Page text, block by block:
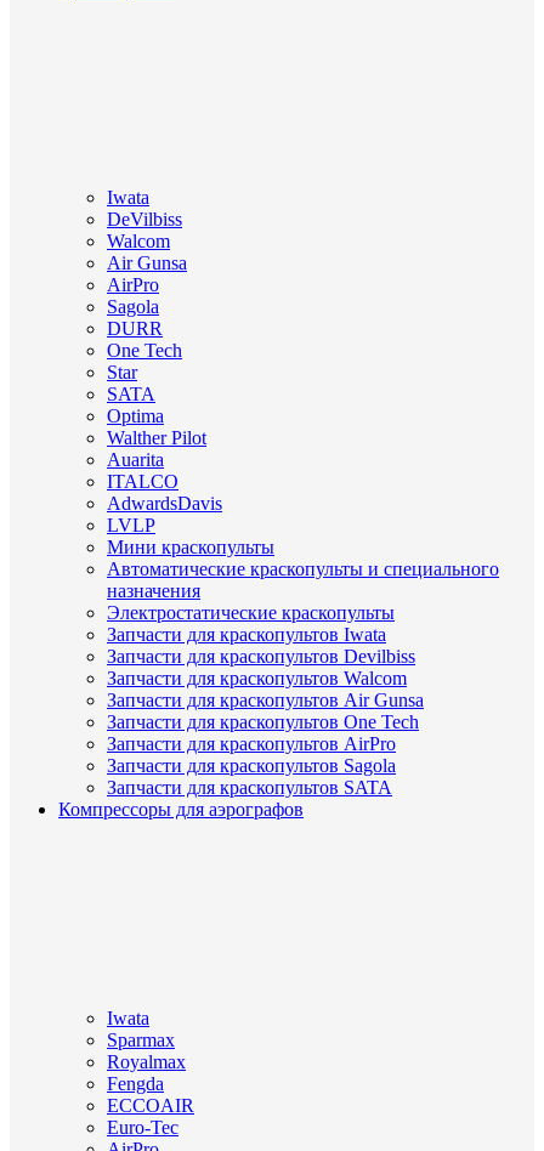
Iwata
DeVilbiss
Walcom
Air Gunsa
AirPro
Sagola
DURR
One Tech
Star
SATA
Optima
Walther Pilot
Auarita
ITALCO
AdwardsDavis
LVLP
Мини краскопульты
Автоматические краскопульты и специального
назначения
Электростатические краскопульты
Запчасти для краскопультов Iwata
Запчасти для краскопультов Devilbiss
Запчасти для краскопультов Walcom
Запчасти для краскопультов Air Gunsa
Запчасти для краскопультов One Tech
Запчасти для краскопультов AirPro
Запчасти для краскопультов Sagola
Запчасти для краскопультов SATA
Компрессоры для аэрографов
Iwata
Sparmax
Royalmax
Fengda
ECCOAIR
Euro-Tec